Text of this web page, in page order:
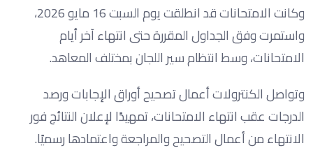
وكانت الامتحانات قد انطلقت يوم السبت 16 مايو 2026،
واستمرت وفق الجداول المقررة حتى انتهاء آخر أيام
الامتحانات، وسط انتظام سير اللجان بمختلف المعاهد.
وتواصل الكنترولات أعمال تصحيح أوراق الإجابات ورصد
الدرجات عقب انتهاء الامتحانات، تمهيدًا لإعلان النتائج فور
الانتهاء من أعمال التصحيح والمراجعة واعتمادها رسميًا.